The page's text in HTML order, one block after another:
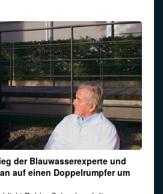
der Blauwasserexperte und
auf einen Doppelrumpfer um